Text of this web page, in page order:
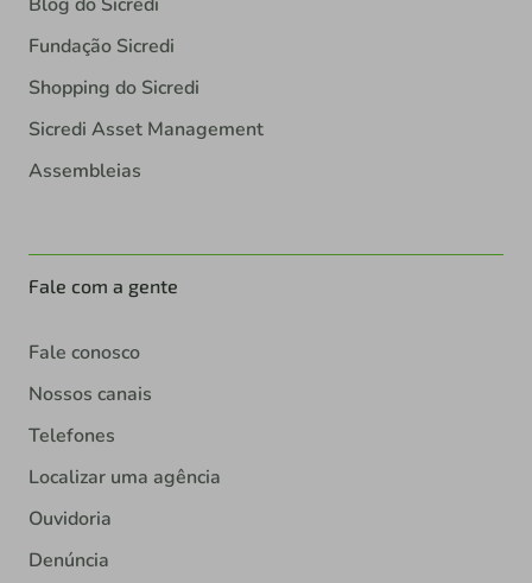
Fundação Sicredi
Shopping do Sicredi
Sicredi Asset Management
Assembleias
Fale com a gente
Fale conosco
Nossos canais
Telefones
Localizar uma agência
Ouvidoria
Denúncia